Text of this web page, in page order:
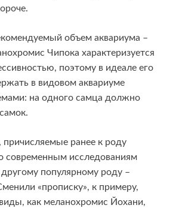
объем аквариума –
Чипока характеризуется
поэтому в идеале его
в видовом аквариуме
на одного самца должно
ранее к роду
современным исследованиям
популярному роду –
«прописку», к примеру,
как меланохромис Йохани,